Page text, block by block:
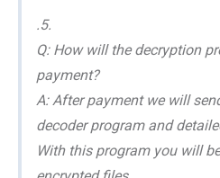
.5.
Q: How will the decryption
payment?
A: After payment we will
decoder program and
With this program you will